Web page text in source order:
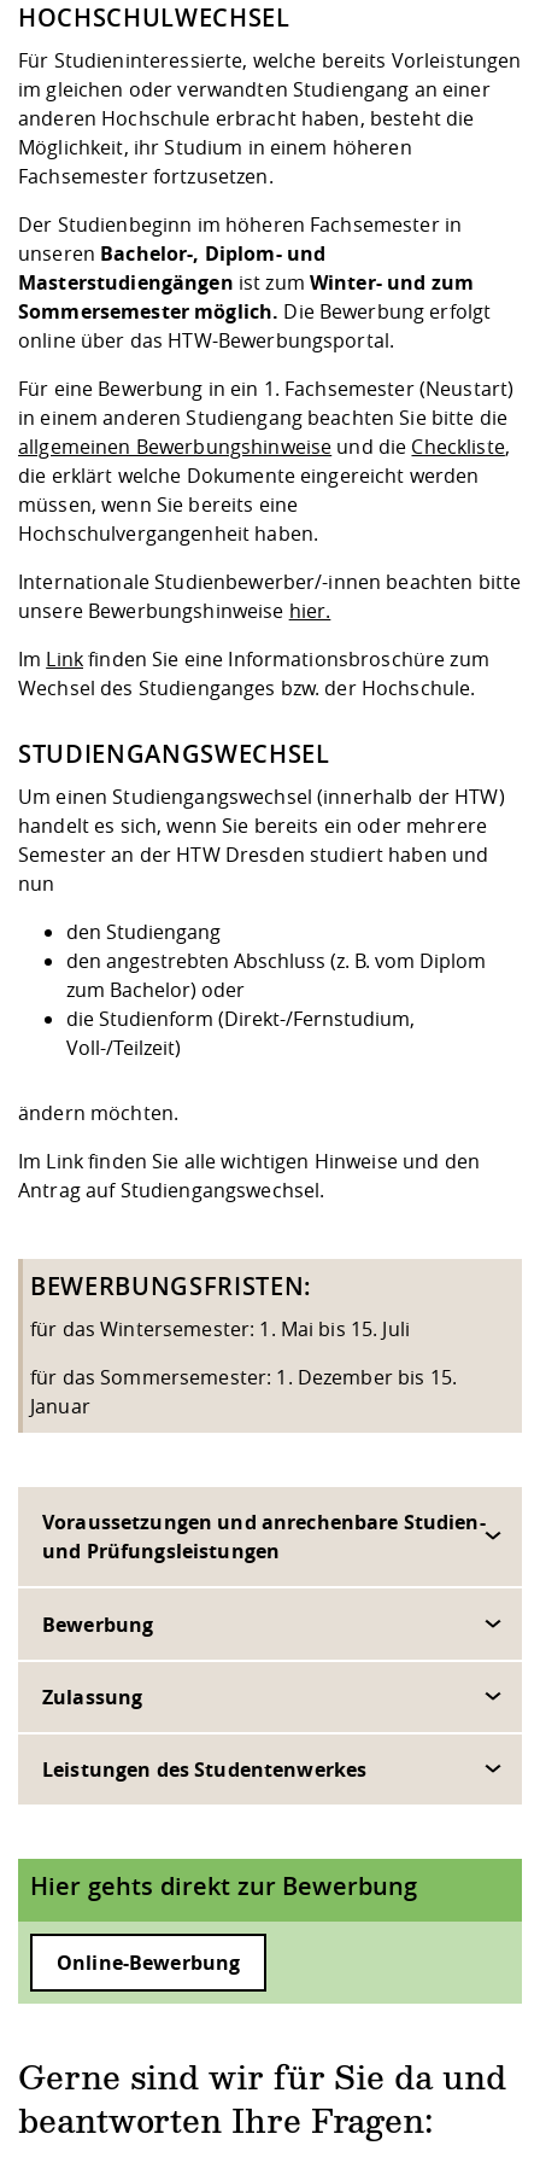
Vorbereitung
Checkliste zum
Studien- und
Fremdsprachen
Jobs, Praktika,
Studieren in
Lebenslagen
Arbeit
Career Service
Lehren,
Weiterbilden im
Formulare und
FIS -
Prototyping und
Gründung und
Kontakt &
Gremien und
Landbau/
Angebote für
Kontakt und Anfahrt
Qualitätssicherung
HOCHSCHULWECHSEL
Für Studieninteressierte, welche bereits Vorleistungen
im gleichen oder verwandten Studiengang an einer
anderen Hochschule erbracht haben, besteht die
Möglichkeit, ihr Studium in einem höheren
Fachsemester fortzusetzen.
Der Studienbeginn im höheren Fachsemester in
unseren Bachelor-, Diplom- und
Masterstudiengängen ist zum Winter- und zum
Sommersemester möglich. Die Bewerbung erfolgt
online über das HTW-Bewerbungsportal.
Für eine Bewerbung in ein 1. Fachsemester (Neustart)
in einem anderen Studiengang beachten Sie bitte die
allgemeinen Bewerbungshinweise und die Checkliste,
die erklärt welche Dokumente eingereicht werden
müssen, wenn Sie bereits eine
Hochschulvergangenheit haben.
Internationale Studienbewerber/-innen beachten bitte
unsere Bewerbungshinweise hier.
Im Linkfinden Sie eine Informationsbroschüre zum
Wechsel des Studienganges bzw. der Hochschule.
STUDIENGANGSWECHSEL
Um einenStudiengangswechsel (innerhalb der HTW)
handelt es sich, wenn Sie bereits ein oder mehrere
Semester an der HTW Dresden studiert haben und
nun
den Studiengang
den angestrebten Abschluss (z. B. vom Diplom
zum Bachelor) oder
die Studienform (Direkt-/Fernstudium,
Voll-/Teilzeit)
ändern möchten.
Im Linkfinden Sie alle wichtigen Hinweise und den
Antrag auf Studiengangswechsel.
BEWERBUNGSFRISTEN:
für das Wintersemester: 1. Mai bis 15. Juli
für das Sommersemester: 1. Dezember bis 15.
Januar
Voraussetzungen und anrechenbare Studien-
und Prüfungsleistungen
Bewerbung
Zulassung
Leistungen des Studentenwerkes
Hier gehts direkt zur Bewerbung
Online-Bewerbung
Gerne sind wir für Sie da und
beantworten Ihre Fragen: